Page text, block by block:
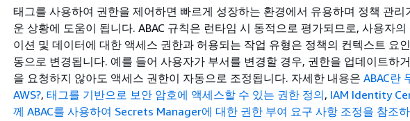
태그를 사용하여 권한을 제어하면 빠르게 성장하는 환경에서 유용하며 정책 관리
운 상황에 도움이 됩니다. ABAC 규칙은 런타임 시 동적으로 평가되므로, 사용자의
이션 및 데이터에 대한 액세스 권한과 허용되는 작업 유형은 정책의 컨텍스트 요
동으로 변경됩니다. 예를 들어 사용자가 부서를 변경할 경우, 권한을 업데이트하
을 요청하지 않아도 액세스 권한이 자동으로 조정됩니다. 자세한 내용은 ABAC란
AWS?, 태그를 기반으로 보안 암호에 액세스할 수 있는 권한 정의, IAM Identity
께 ABAC를 사용하여 Secrets Manager에 대한 권한 부여 요구 사항 조정을 참조